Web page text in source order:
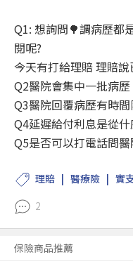
Q1: 想詢問🌳調病歷都
閱呢?
今天有打給理賠 理賠
Q2醫院會集中一批病
Q3醫院回覆病歷有時
Q4延遲給付利息是從
Q5是否可以打電話問
理賠 醫療險 實
2
保險商品推薦